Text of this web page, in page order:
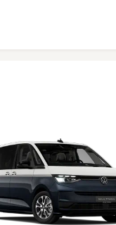
Apps
Flottenmanagement
Video-Tutorials
im Überblick